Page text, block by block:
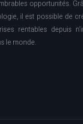
opportunités.
il est possible de
rentables depuis
le monde.